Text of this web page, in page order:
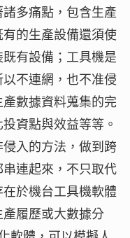
多痛點，包含生產
的生產設備還須使
有設備；工具機是
不連網，也不准侵
數據資料蒐集的完
資點與效益等等。
入的方法，做到跨
連起來，不只取代
於機台工具機軟體
履歷或大數據分